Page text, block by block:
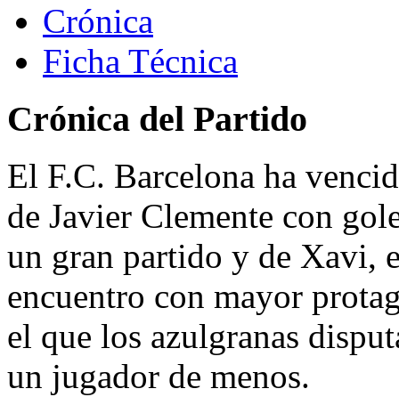
Crónica
Ficha Técnica
Crónica del Partido
El F.C. Barcelona ha
de Javier Clemente con
un gran partido y de Xavi,
encuentro con mayor
el que los azulgranas
un jugador de menos.